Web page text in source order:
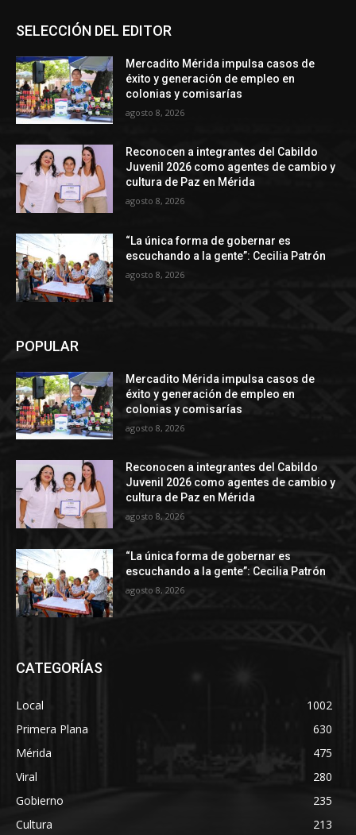
SELECCIÓN DEL EDITOR
Mercadito Mérida impulsa casos de
éxito y generación de empleo en
colonias y comisarías
agosto 8, 2026
Reconocen a integrantes del Cabildo
Juvenil 2026 como agentes de cambio y
cultura de Paz en Mérida
agosto 8, 2026
“La única forma de gobernar es
escuchando a la gente”: Cecilia Patrón
agosto 8, 2026
POPULAR
Mercadito Mérida impulsa casos de
éxito y generación de empleo en
colonias y comisarías
agosto 8, 2026
Reconocen a integrantes del Cabildo
Juvenil 2026 como agentes de cambio y
cultura de Paz en Mérida
agosto 8, 2026
“La única forma de gobernar es
escuchando a la gente”: Cecilia Patrón
agosto 8, 2026
CATEGORÍAS
Local
1002
Primera Plana
630
Mérida
475
Viral
280
Gobierno
235
Cultura
213